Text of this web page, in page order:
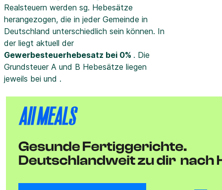
Realsteuern werden sg. Hebesätze
herangezogen, die in jeder Gemeinde in
Deutschland unterschiedlich sein können. In
der liegt aktuell der
Gewerbesteuerhebesatz bei 0% . Die
Grundsteuer A und B Hebesätze liegen
jeweils bei und .